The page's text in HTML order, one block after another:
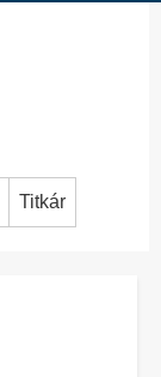
Titkár